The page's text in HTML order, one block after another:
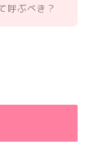
呼ぶべき？